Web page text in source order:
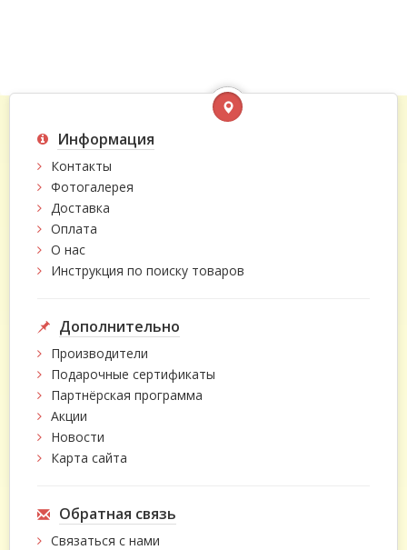
Информация
Контакты
Фотогалерея
Доставка
Оплата
О нас
Инструкция по поиску товаров
Дополнительно
Производители
Подарочные сертификаты
Партнёрская программа
Акции
Новости
Карта сайта
Обратная связь
Связаться с нами